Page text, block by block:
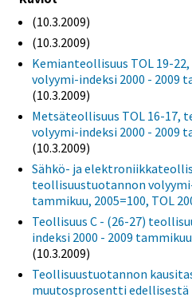
(10.3.2009)
(10.3.2009)
Kemianteollisuus TOL 19-
volyymi-indeksi 2000 - 2009
(10.3.2009)
Metsäteollisuus TOL 16-17,
volyymi-indeksi 2000 - 2009
(10.3.2009)
Sähkö- ja
teollisuustuotannon
tammikuu, 2005=100, TOL
Teollisuus C - (26-27)
indeksi 2000 - 2009
(10.3.2009)
Teollisuustuotannon
muutosprosentti edellisestä